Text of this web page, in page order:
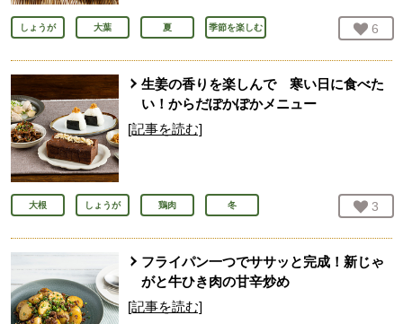
しょうが 大葉 夏 季節を楽しむ お気
6
生姜の香りを楽しんで 寒い日に食べた
い！からだぽかぽかメニュー
[記事を読む]
大根 しょうが 鶏肉 冬 お気
3
フライパン一つでササッと完成！新じゃ
がと牛ひき肉の甘辛炒め
[記事を読む]